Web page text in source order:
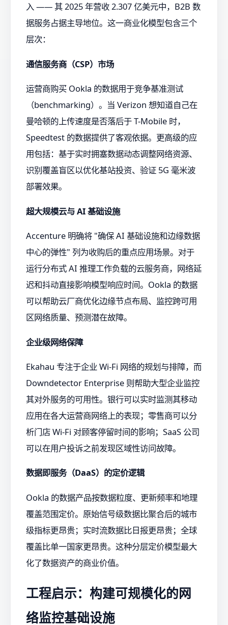
入 —— 其 2025 年营收 2.307 亿美元中，B2B 数
据服务占据主导地位。这一商业化模型包含三个
层次：
通信服务商（CSP）市场
运营商购买 Ookla 的数据用于竞争基准测试
（benchmarking）。当 Verizon 想知道自己在
曼哈顿的上传速度是否落后于 T-Mobile 时，
Speedtest 的数据提供了客观依据。更高级的应
用包括：基于实时拥塞数据动态调整网络资源、
识别覆盖盲区以优化基站投资、验证 5G 毫米波
部署效果。
超大规模云与 AI 基础设施
Accenture 明确将 "确保 AI 基础设施和边缘数据
中心的弹性" 列为收购后的重点应用场景。对于
运行分布式 AI 推理工作负载的云服务商，网络延
迟和抖动直接影响模型响应时间。Ookla 的数据
可以帮助云厂商优化边缘节点布局、监控跨可用
区网络质量、预测潜在故障。
企业级网络保障
Ekahau 专注于企业 Wi-Fi 网络的规划与排障，而
Downdetector Enterprise 则帮助大型企业监控
其对外服务的可用性。银行可以实时监测其移动
应用在各大运营商网络上的表现；零售商可以分
析门店 Wi-Fi 对顾客停留时间的影响；SaaS 公司
可以在用户投诉之前发现区域性访问故障。
数据即服务（DaaS）的定价逻辑
Ookla 的数据产品按数据粒度、更新频率和地理
覆盖范围定价。原始信号级数据比聚合后的城市
级指标更昂贵；实时流数据比日报更昂贵；全球
覆盖比单一国家更昂贵。这种分层定价模型最大
化了数据资产的商业价值。
工程启示：构建可规模化的网
络监控基础设施